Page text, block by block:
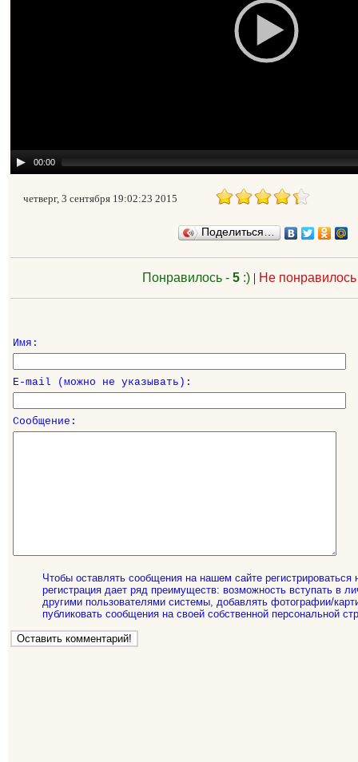
00:00
четверг, 3 сентября 19:02:23 2015
Поделиться…
Понравилось - 5:)| Не
Имя:
E-mail (можно не указывать):
Сообщение:
Чтобы оставлять сообщения на нашем сайте регистрироваться
регистрация дает ряд преимуществ: возможность вступать в
другими пользователями системы, добавлять фотографии/
публиковать сообщения на своей собственной персональной